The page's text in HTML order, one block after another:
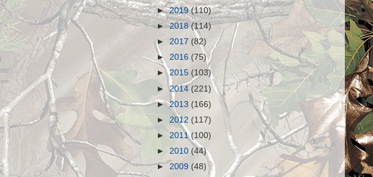
►2019(110)
►2018(114)
► 2017 (82)
► 2016 (75)
►2015 (103)
►2014 (221)
►2013 (166)
► 2012 (117)
► 2011(100)
► 2010 (44)
► 2009 (48)